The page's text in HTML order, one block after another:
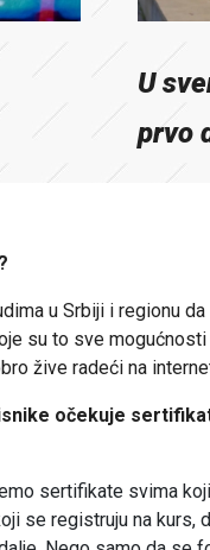
U
prvo
u Srbiji i regionu
su to sve
žive radeći na
očekuje
sertifikate svima
se registruju na kurs,